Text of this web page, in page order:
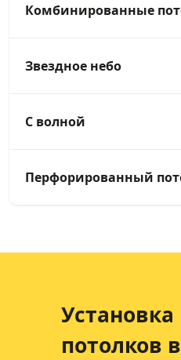
Комбинированные
Звездное небо
С волной
Перфорированный
потолков